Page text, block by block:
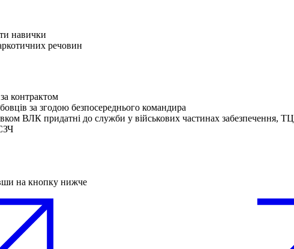
навички
речовин
контрактом
за згодою безпосереднього командира
ВЛК придатні до служби у військових частинах
на кнопку нижче